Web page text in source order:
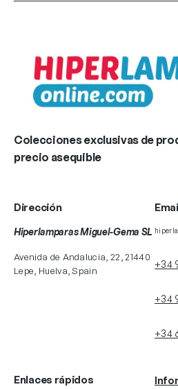
Colecciones exclusivas de
precio asequible
Dirección
Hiperlamparas Miguel-Gema SL
Avenida de Andalucia, 22, 21440
Lepe, Huelva, Spain
+34
+34
+34
Enlaces rápidos